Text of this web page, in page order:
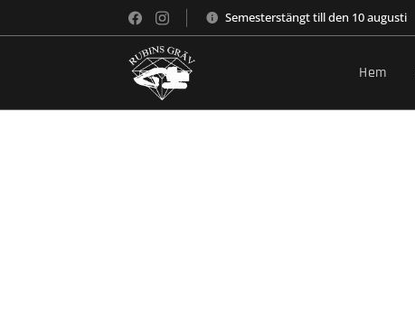
Semesterstängt till den 10 augusti
Hem